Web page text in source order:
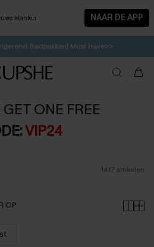
klanten NAAR DE APP
| Tot 50% korting>>
Badpakken| Must Have>>
ontvang tot 15% korting>>
15% korting | CODE: SW15
ONE FREE
VIP24
1417 artikelen
OP